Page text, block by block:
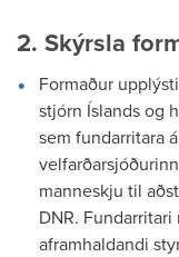
2. Skýrsla
Formaður
stjórn Íslands og
sem fundarritara
manneskju til
DNR.
aframhaldandi